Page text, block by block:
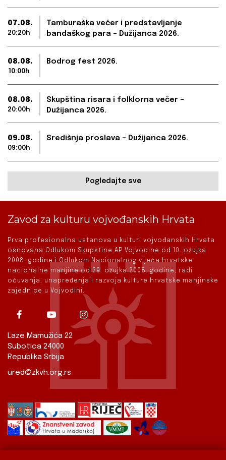
07.08.
20:20h
Tamburaška večer i predstavljanje
bandaškog para – Dužijanca 2026.
08.08.
10:00h
Bodrog fest 2026.
08.08.
20:00h
Skupština risara i folklorna večer –
Dužijanca 2026.
09.08.
09:00h
Središnja proslava – Dužijanca 2026.
Pogledajte sve
Zavod za kulturu vojvođanskih Hrvata
Prva profesionalna ustanova u kulturi vojvođanskih Hrvata
osnovana Odlukom Skupštine AP Vojvodine od 10. ožujka
2008. godine i Odlukom Nacionalnog vijeća hrvatske
nacionalne manjine od 29. ožujka 2008. godine, radi
očuvanja, unapređenja i razvoja kulture hrvatske manjinske
zajednice u Vojvodini.
Laze Mamužića 22
Subotica 24000
Republika Srbija
ured@zkvh.org.rs